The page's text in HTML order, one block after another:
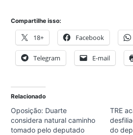
Compartilhe isso:
18+ Facebook
Telegram E-mail
Relacionado
Oposição: Duarte
considera natural caminho
tomado pelo deputado
TRE
do